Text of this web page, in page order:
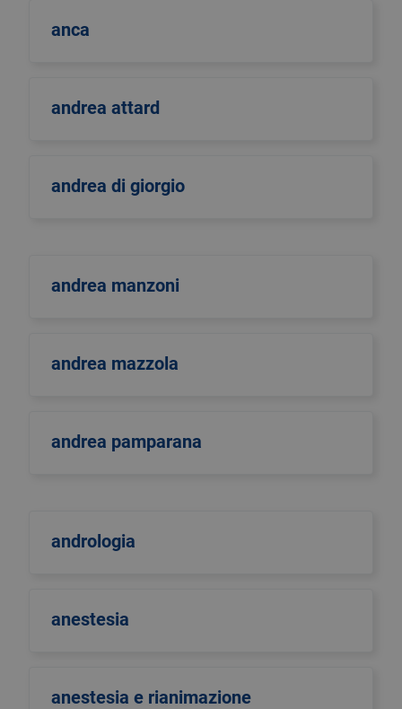
anca
andrea attard
andrea di giorgio
andrea manzoni
andrea mazzola
andrea pamparana
andrologia
anestesia
anestesia e rianimazione